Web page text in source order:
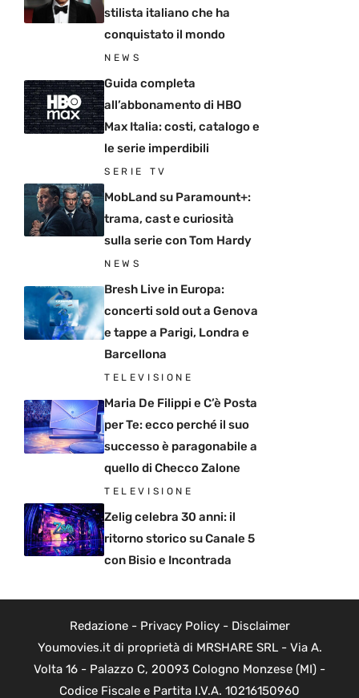
stilista italiano che ha
conquistato il mondo
NEWS
Guida completa
all’abbonamento di HBO
Max Italia: costi, catalogo e
le serie imperdibili
SERIE TV
MobLand su Paramount+:
trama, cast e curiosità
sulla serie con Tom Hardy
NEWS
Bresh Live in Europa:
concerti sold out a Genova
e tappe a Parigi, Londra e
Barcellona
TELEVISIONE
Maria De Filippi e C’è Posta
per Te: ecco perché il suo
successo è paragonabile a
quello di Checco Zalone
TELEVISIONE
Zelig celebra 30 anni: il
ritorno storico su Canale 5
con Bisio e Incontrada
Redazione- Privacy Policy- Disclaimer
Youmovies.it di proprietà di MRSHARE SRL - Via A.
Volta 16 - Palazzo C, 20093 Cologno Monzese (MI) -
Codice Fiscale e Partita I.V.A. 10216150960